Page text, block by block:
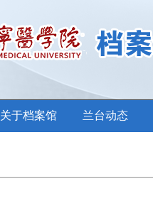
关于档案馆 兰台动态